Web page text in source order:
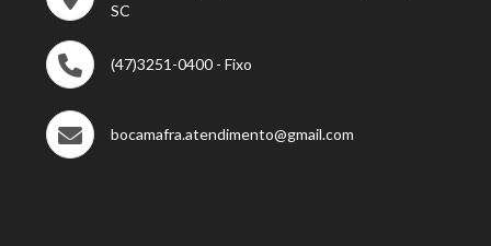
SC
(47)3251-0400 - Fixo
bocamafra.atendimento@gmail.com